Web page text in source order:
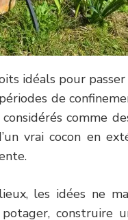
idéals pour
de
comme
vrai cocon en
les idées ne
construire